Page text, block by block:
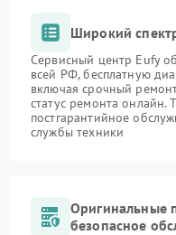
Широкий
Сервисный центр Eufy
всей РФ, бесплатную
включая срочный
статус ремонта онлайн.
постгарантийное
службы техники
Оригинальные
безопасное